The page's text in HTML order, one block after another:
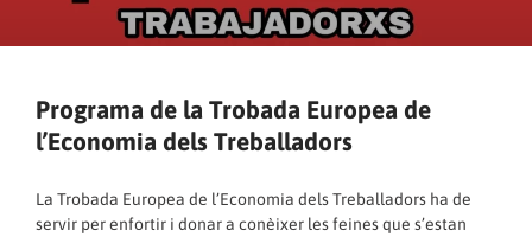
Programa de la Trobada Europea de
l’Economia dels Treballadors
La Trobada Europea de l’Economia dels Treballadors ha de
servir per enfortir i donar a conèixer les feines que s’estan